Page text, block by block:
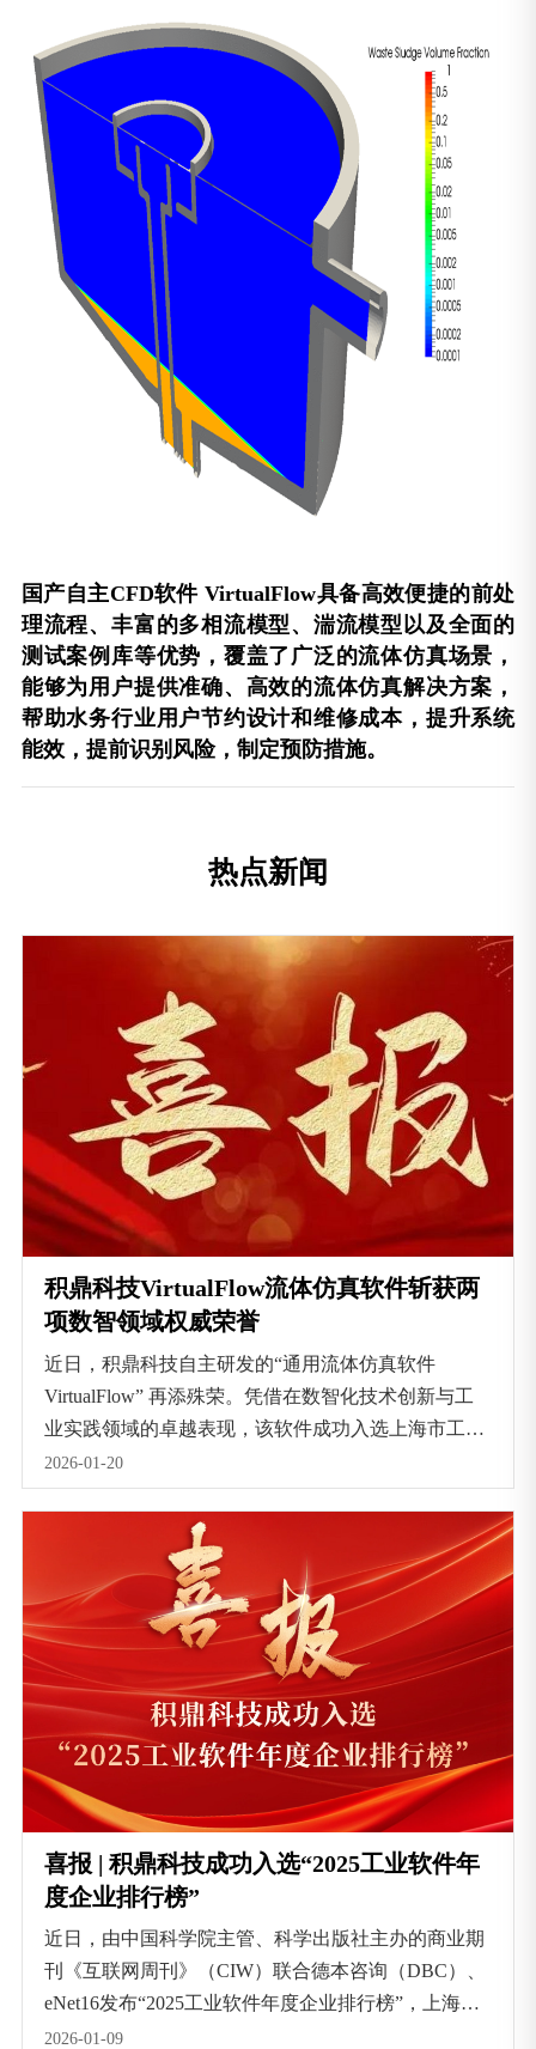
国产自主CFD软件 VirtualFlow具备高效便捷的前处
理流程、丰富的多相流模型、湍流模型以及全面的
测试案例库等优势，覆盖了广泛的流体仿真场景，
能够为用户提供准确、高效的流体仿真解决方案，
帮助水务行业用户节约设计和维修成本，提升系统
能效，提前识别风险，制定预防措施。
热点新闻
积鼎科技VirtualFlow流体仿真软件斩获两
项数智领域权威荣誉
近日，积鼎科技自主研发的“通用流体仿真软件
VirtualFlow” 再添殊荣。凭借在数智化技术创新与工
业实践领域的卓越表现，该软件成功入选上海市工业
互联网协会评选的上海市 “AI + 制造” 智能产品推广
目录，并荣获由中国工业报发起评选的 “中国智造基
石-数智工业优秀产品”荣誉。
2026-01-20
喜报 | 积鼎科技成功入选“2025工业软件年
度企业排行榜”
近日，由中国科学院主管、科学出版社主办的商业期
刊《互联网周刊》（CIW）联合德本咨询（DBC）、
eNet16发布“2025工业软件年度企业排行榜”，上海积
鼎信息科技有限公司成功入选。
2026-01-09